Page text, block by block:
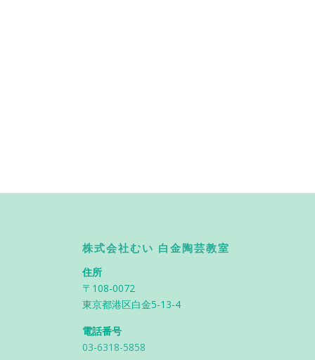
株式会社むい 白金陶芸教室
住所
〒108-0072
東京都港区白金5-13-4
電話番号
03-6318-5858